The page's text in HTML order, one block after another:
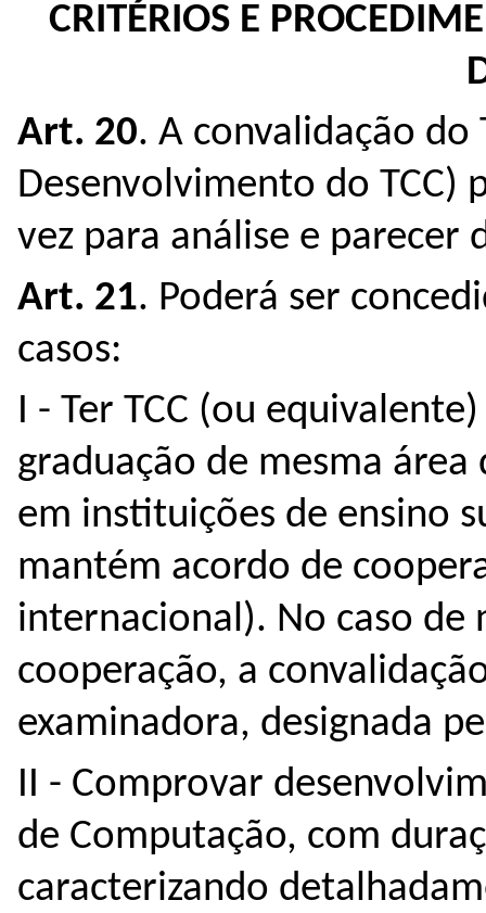
CRITÉRIOS E
Art. 20. A convalidação do
Desenvolvimento do TCC)
vez para análise e parecer
Art. 21. Poderá ser
casos:
I - Ter TCC (ou
graduação de mesma
em instituições de ensino
mantém acordo de
internacional). No caso de
cooperação, a
examinadora, designada
II - Comprovar
de Computação, com
caracterizando